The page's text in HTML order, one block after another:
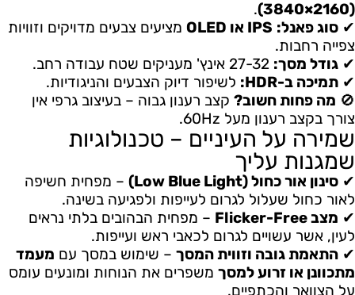
(3840×2160)
.
✔ סוג פאנל: IPS או OLED
מציעים צבעים מדויקים וזוויות
צפייה רחבות.
✔ גודל מסך:
✔ תמיכה ב-HDR:
לשיפור דיוק הצבעים והניגודיות.
🚫 מה פחות חשוב? קצב רענון גבוה – בעיצוב גרפי אין
צורך בקצב רענון מעל 60Hz.
שמירה על העיניים – טכנולוגיות
שמגנות עליך
✔ סינון אור כחול (Low Blue Light)
– מפחית חשיפה
לאור כחול שעלול לגרום לעייפות ולפגיעה בשינה.
✔ מצב Flicker-Free
– מפחית הבהובים בלתי נראים
לעין, אשר עשויים לגרום לכאבי ראש ועייפות.
✔ התאמת גובה וזווית המסך – שימוש במסך עם מעמד
מתכוונן או זרוע למסך משפרים את הנוחות ומונעים עומס
על הצוואר והכתפיים.